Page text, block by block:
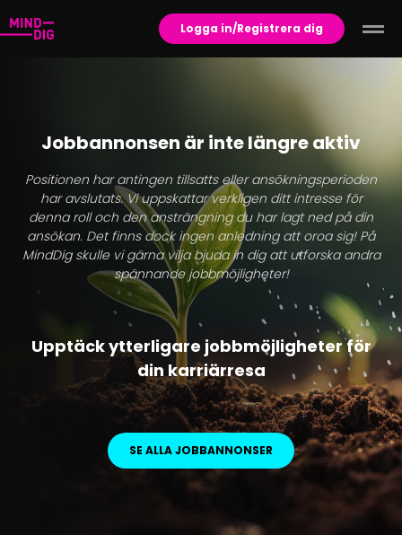
Logga in/Registrera dig
Jobbannonsen är inte längre aktiv
Positionen har antingen tillsatts eller ansökningsperioden
har avslutats. Vi uppskattar verkligen ditt intresse för
denna roll och den ansträngning du har lagt ned på din
ansökan. Det finns dock ingen anledning att oroa sig! På
MindDig skulle vi gärna vilja bjuda in dig att utforska andra
spännande jobbmöjligheter!
Upptäck ytterligare jobbmöjligheter för
din karriärresa
SE ALLA JOBBANNONSER